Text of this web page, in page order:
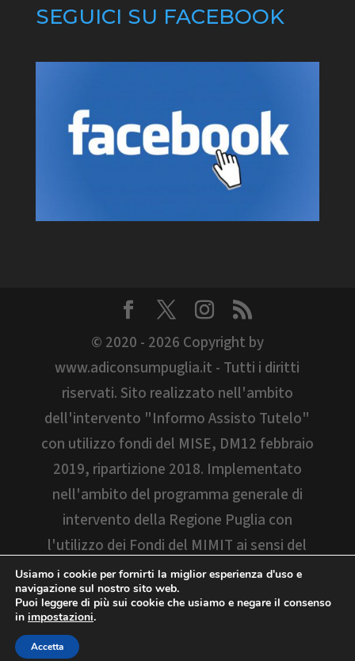
SEGUICI SU FACEBOOK
© 2020 - 2026 Copyright by
www.adiconsumpuglia.it - Tutti i diritti
riservati. Sito realizzato nell'ambito
dell'intervento "Informo Assisto Tutelo"
con utilizzo fondi del MISE, DM12 febbraio
2019, ripartizione 2018. Implementato
nell'ambito del programma generale di
intervento della Regione Puglia con
l'utilizzo dei Fondi del MIMIT ai sensi del
D.M. 06/05/2022. Il sito è stato aggiornato
"Programma di iniziative per la tutela dei
consumatori 2024/2025 realizzato con i
Usiamo i cookie per fornirti la miglior esperienza d'uso e
navigazione sul nostro sito web.
Puoi leggere di più sui cookie che usiamo e negare il consenso
in impostazioni.
Accetta